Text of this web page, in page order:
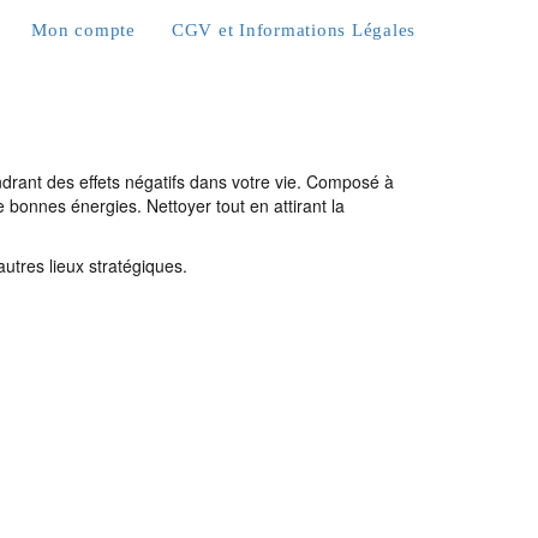
Mon compte CGV et Informations Légales
des effets négatifs dans votre vie. Composé à
bonnes énergies. Nettoyer tout en attirant la
lieux stratégiques.